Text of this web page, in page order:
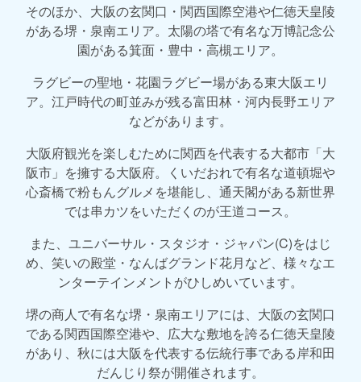
そのほか、大阪の玄関口・関西国際空港や仁徳天皇陵
がある堺・泉南エリア。太陽の塔で有名な万博記念公
園がある箕面・豊中・高槻エリア。
ラグビーの聖地・花園ラグビー場がある東大阪エリ
ア。江戸時代の町並みが残る富田林・河内長野エリア
などがあります。
大阪府観光を楽しむために関西を代表する大都市「大
阪市」を擁する大阪府。くいだおれで有名な道頓堀や
心斎橋で粉もんグルメを堪能し、通天閣がある新世界
では串カツをいただくのが王道コース。
また、ユニバーサル・スタジオ・ジャパン(C)をはじ
め、笑いの殿堂・なんばグランド花月など、様々なエ
ンターテインメントがひしめいています。
堺の商人で有名な堺・泉南エリアには、大阪の玄関口
である関西国際空港や、広大な敷地を誇る仁徳天皇陵
があり、秋には大阪を代表する伝統行事である岸和田
だんじり祭が開催されます。